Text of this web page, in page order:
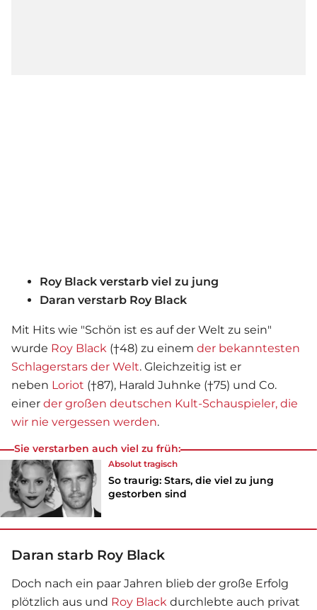
Roy Black verstarb viel zu jung
Daran verstarb Roy Black
Mit Hits wie "Schön ist es auf der Welt zu sein"
wurde Roy Black (†48) zu einem der bekanntesten
Schlagerstars der Welt. Gleichzeitig ist er
neben Loriot (†87), Harald Juhnke (†75) und Co.
einer der großen deutschen Kult-Schauspieler, die
wir nie vergessen werden.
Sie verstarben auch viel zu früh:
Absolut tragisch
So traurig: Stars, die viel zu jung
gestorben sind
Daran starb Roy Black
Doch nach ein paar Jahren blieb der große Erfolg
plötzlich aus und Roy Black durchlebte auch privat